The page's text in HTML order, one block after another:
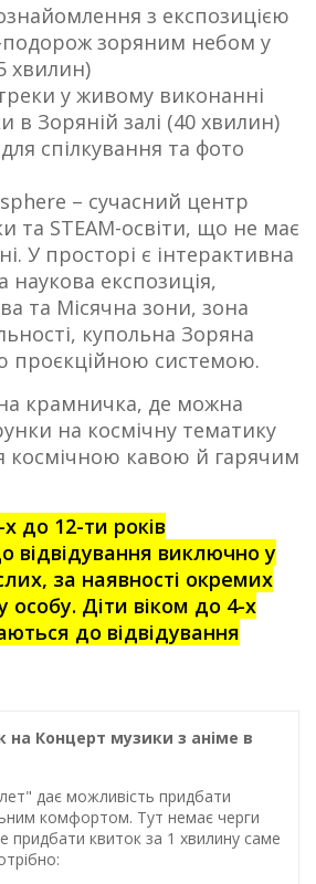
з експозицією
подорож зоряним небом у
хвилин)
у живому виконанні
в Зоряній залі (40 хвилин)
спілкування та фото
– сучасний центр
та STEAM-освіти, що не має
У просторі є інтерактивна
наукова експозиція,
та Місячна зони, зона
купольна Зоряна
проєкційною системою.
крамничка, де можна
на космічну тематику
космічною кавою й гарячим
до 12-ти років
відвідування виключно у
за наявності окремих
особу. Діти віком до 4-х
до відвідування
на Концерт музики з аніме в
дає можливість придбати
комфортом. Тут немає черги
придбати квиток за 1 хвилину саме